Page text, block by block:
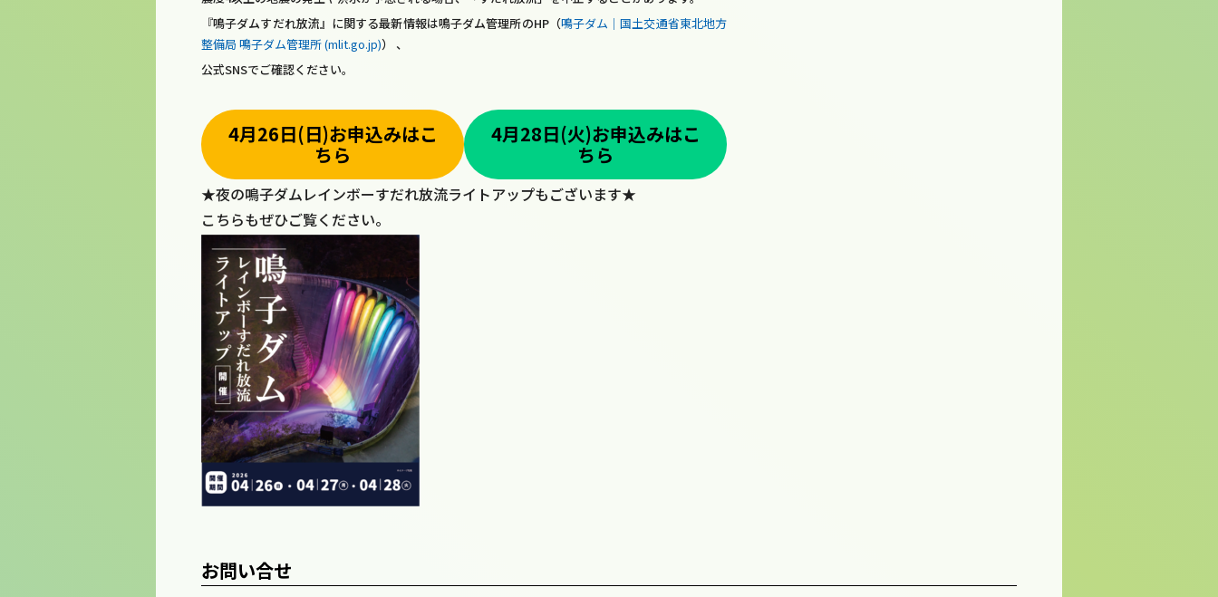
『鳴子ダムすだれ放流』に関する最新情報は鳴子ダム管理所のHP（鳴子ダム｜国土交通省東北地方
整備局 鳴子ダム管理所 (mlit.go.jp)） 、
公式SNSでご確認ください。
4月26日(日)お申込みはこ
ちら
4月28日(火)お申込みはこ
ちら
★夜の鳴子ダムレインボーすだれ放流ライトアップもございます★
こちらもぜひご覧ください。
お問い合せ